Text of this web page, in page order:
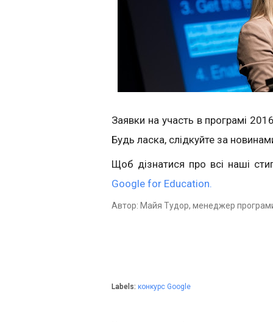
Заявки на участь в програмі
Будь ласка, слідкуйте за
Щоб дізнатися про всі наші
Google for Education.
Автор: Майя Тудор, менеджер
Labels: конкурс Google